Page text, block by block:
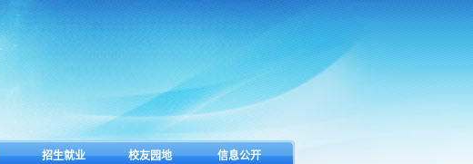
招生就业 校友园地 信息公开